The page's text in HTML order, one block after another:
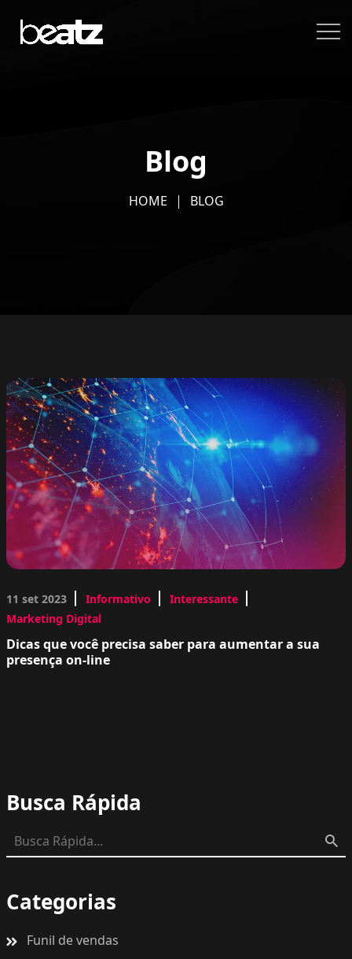
Blog
HOME BLOG
11 set 2023 Informativo
Interessante
Marketing Digital
Dicas que você precisa saber para aumentar a sua
presença on-line
Busca Rápida
Categorias
Funil de vendas